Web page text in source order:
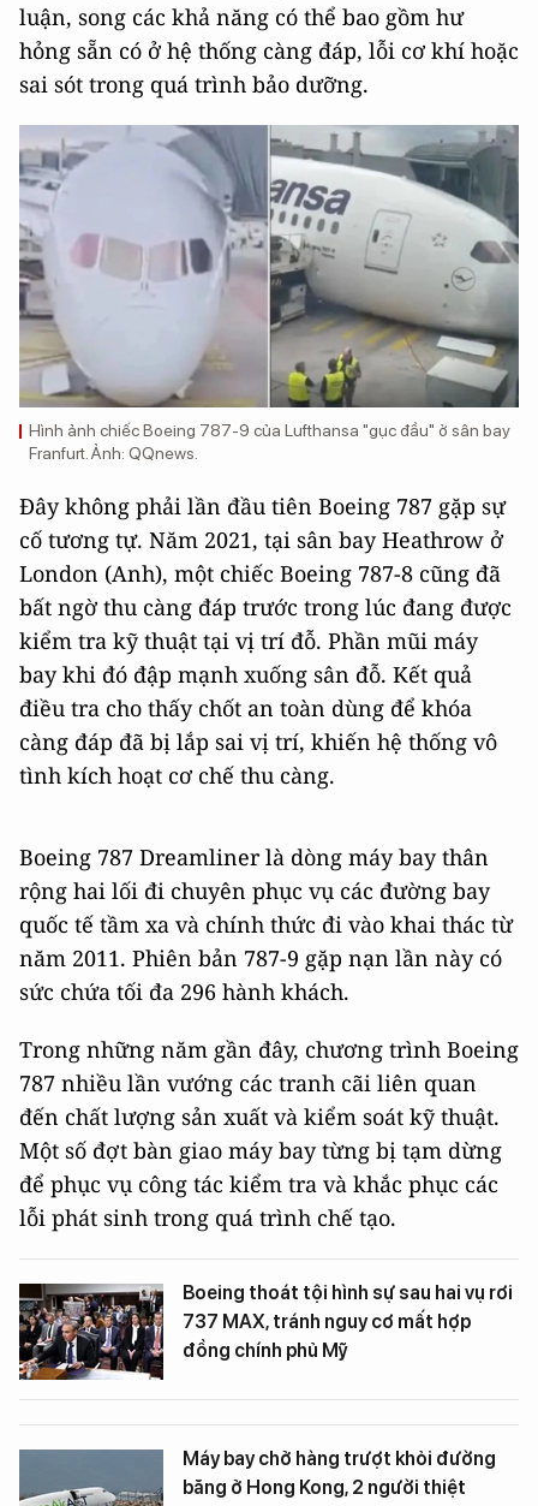
luận, song các khả năng có thể bao gồm hư
hỏng sẵn có ở hệ thống càng đáp, lỗi cơ khí hoặc
sai sót trong quá trình bảo dưỡng.
Hình ảnh chiếc Boeing 787-9 của Lufthansa "gục đầu" ở sân bay
Franfurt. Ảnh: QQnews.
Đây không phải lần đầu tiên Boeing 787 gặp sự
cố tương tự. Năm 2021, tại sân bay Heathrow ở
London (Anh), một chiếc Boeing 787-8 cũng đã
bất ngờ thu càng đáp trước trong lúc đang được
kiểm tra kỹ thuật tại vị trí đỗ. Phần mũi máy
bay khi đó đập mạnh xuống sân đỗ. Kết quả
điều tra cho thấy chốt an toàn dùng để khóa
càng đáp đã bị lắp sai vị trí, khiến hệ thống vô
tình kích hoạt cơ chế thu càng.
Boeing 787 Dreamliner là dòng máy bay thân
rộng hai lối đi chuyên phục vụ các đường bay
quốc tế tầm xa và chính thức đi vào khai thác từ
năm 2011. Phiên bản 787-9 gặp nạn lần này có
sức chứa tối đa 296 hành khách.
Trong những năm gần đây, chương trình Boeing
787 nhiều lần vướng các tranh cãi liên quan
đến chất lượng sản xuất và kiểm soát kỹ thuật.
Một số đợt bàn giao máy bay từng bị tạm dừng
để phục vụ công tác kiểm tra và khắc phục các
lỗi phát sinh trong quá trình chế tạo.
Boeing thoát tội hình sự sau hai vụ rơi
737 MAX, tránh nguy cơ mất hợp
đồng chính phủ Mỹ
Máy bay chở hàng trượt khỏi đường
băng ở Hong Kong, 2 người thiệt